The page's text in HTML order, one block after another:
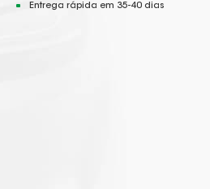
Entrega rápida em 35-40 dias